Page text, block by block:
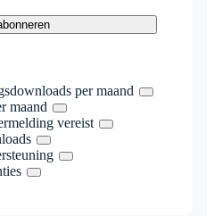
per maand
maand
vereist